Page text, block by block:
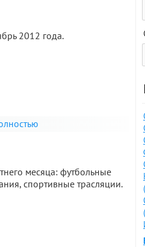
2012 года.
месяца: футбольные
спортивные трасляции.